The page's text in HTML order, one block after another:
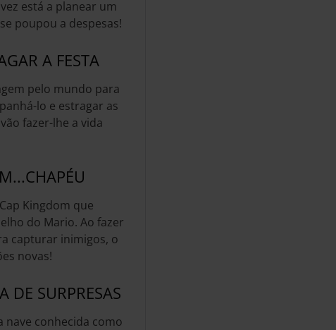
está a planear um
poupou a despesas!
A FESTA
pelo mundo para
lo e estragar as
fazer-lhe a vida
Kingdom que
do Mario. Ao fazer
capturar inimigos, o
novas!
DE SURPRESAS
nave conhecida como